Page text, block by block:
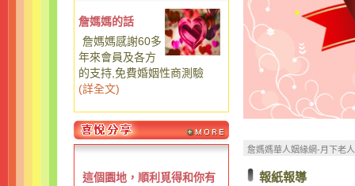
詹媽媽的話
詹媽媽感謝60多
年來會員及各方
的支持,免費婚姻性商測驗
(詳全文)
這個園地，順利覓得和你有
詹媽媽華人姻緣網-月下老
報紙報導